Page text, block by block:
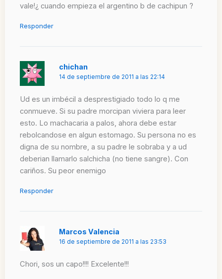
vale!¿ cuando empieza el argentino b de cachipun ?
Responder
chichan
14 de septiembre de 2011 a las 22:14
Ud es un imbécil a desprestigiado todo lo q me
conmueve. Si su padre morcipan viviera para leer
esto. Lo machacaria a palos, ahora debe estar
rebolcandose en algun estomago. Su persona no es
digna de su nombre, a su padre le sobraba y a ud
deberian llamarlo salchicha (no tiene sangre). Con
cariños. Su peor enemigo
Responder
Marcos Valencia
16 de septiembre de 2011 a las 23:53
Chori, sos un capo!!!! Excelente!!!